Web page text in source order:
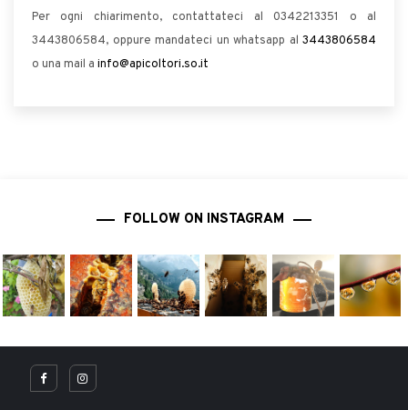
Per ogni chiarimento, contattateci al 0342213351 o al
3443806584, oppure mandateci un whatsapp al 3443806584
o una mail a info@apicoltori.so.it
FOLLOW ON INSTAGRAM